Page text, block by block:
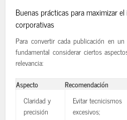
Buenas prácticas para maximizar
corporativas
Para convertir cada publicación en
fundamental considerar ciertos
relevancia:
Aspecto
Recomendación
Claridad y
precisión
Evitar tecnicismos
excesivos;